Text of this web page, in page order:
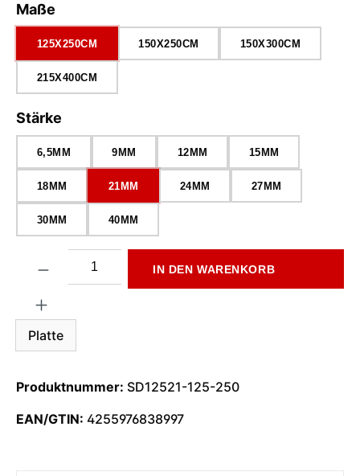
Maße
125X250CM 150X250CM 150X300CM
215X400CM
Stärke
6,5MM 9MM 12MM 15MM
18MM 21MM 24MM 27MM
30MM 40MM
Platte
IN DEN WARENKORB
Produktnummer: SD12521-125-250
EAN/GTIN: 4255976838997